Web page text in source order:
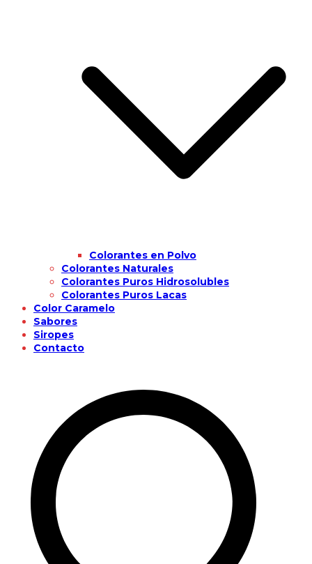
Colorantes en Polvo
Colorantes Naturales
Colorantes Puros Hidrosolubles
Colorantes Puros Lacas
Color Caramelo
Sabores
Siropes
Contacto